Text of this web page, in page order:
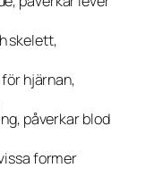
skelett,
hjärnan,
påverkar blod
former